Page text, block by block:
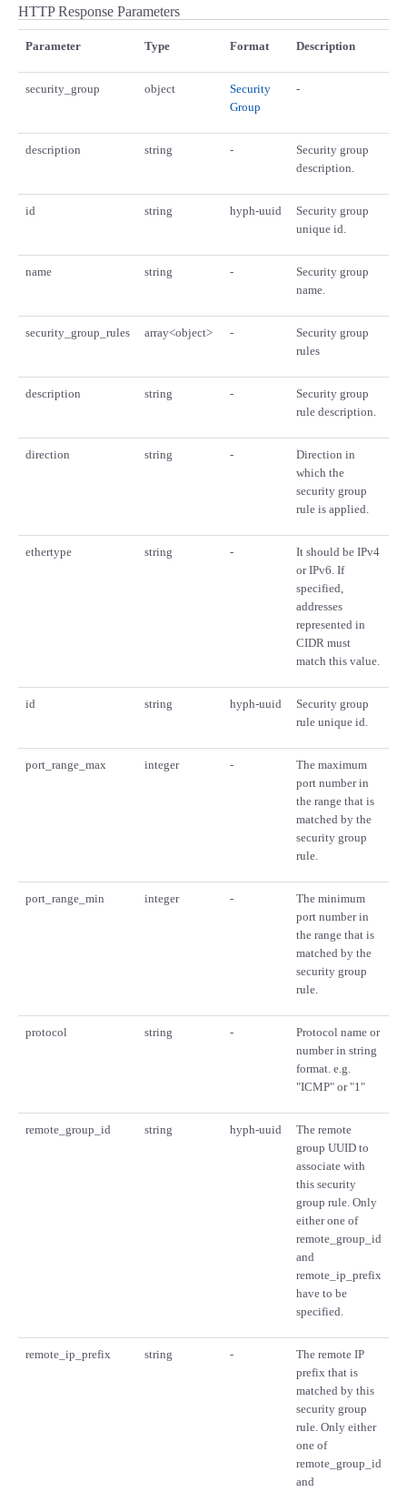
HTTP Response Parameters
Parameter Type Format Description
security_group object
Security
Group
-
description string -
Security group
description.
id string hyph-uuid
Security group
unique id.
name string -
Security group
name.
security_group_rules array<object> -
Security group
rules
description string -
Security group
rule description.
direction string -
Direction in
which the
security group
rule is applied.
ethertype string -
It should be IPv4
or IPv6. If
specified,
addresses
represented in
CIDR must
match this value.
id string hyph-uuid
Security group
rule unique id.
port_range_max integer -
The maximum
port number in
the range that is
matched by the
security group
rule.
port_range_min integer -
The minimum
port number in
the range that is
matched by the
security group
rule.
protocol string -
Protocol name or
number in string
format. e.g.
"ICMP" or "1"
remote_group_id string hyph-uuid
The remote
group UUID to
associate with
this security
group rule. Only
either one of
remote_group_id
and
remote_ip_prefix
have to be
specified.
remote_ip_prefix string -
The remote IP
prefix that is
matched by this
security group
rule. Only either
one of
remote_group_id
and